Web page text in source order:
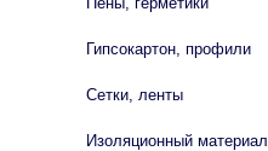
Гипсокартон, профили
Сетки, ленты
Изоляционный материал